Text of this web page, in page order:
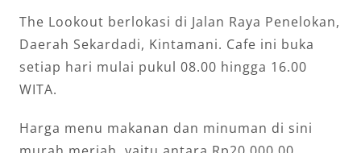
The Lookout berlokasi di Jalan Raya Penelokan,
Daerah Sekardadi, Kintamani. Cafe ini buka
setiap hari mulai pukul 08.00 hingga 16.00
WITA.
Harga menu makanan dan minuman di sini